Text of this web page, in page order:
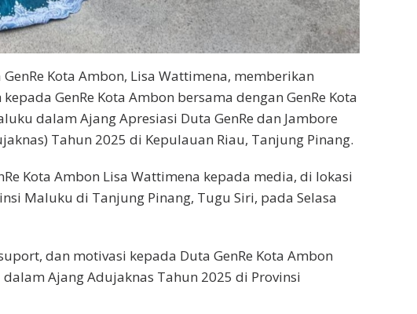
Kota Ambon, Lisa Wattimena, memberikan
GenRe Kota Ambon bersama dengan GenRe Kota
dalam Ajang Apresiasi Duta GenRe dan Jambore
Tahun 2025 di Kepulauan Riau, Tanjung Pinang.
Kota Ambon Lisa Wattimena kepada media, di lokasi
Maluku di Tanjung Pinang, Tugu Siri, pada Selasa
dan motivasi kepada Duta GenRe Kota Ambon
Ajang Adujaknas Tahun 2025 di Provinsi